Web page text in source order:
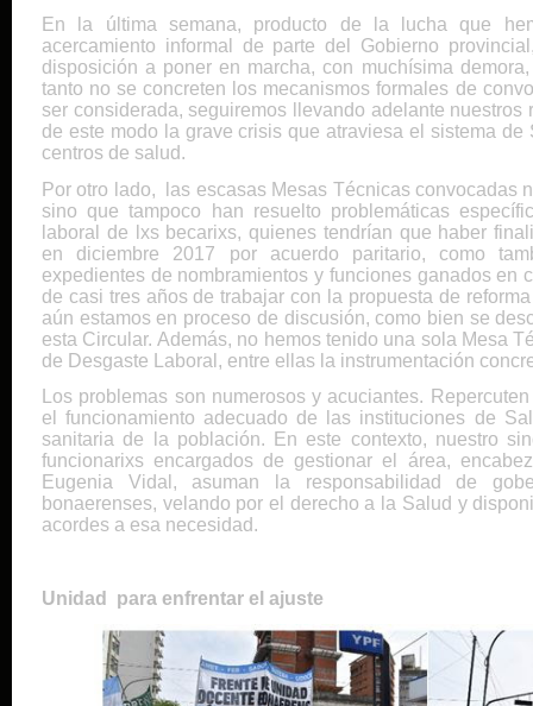
En la última semana, producto de la lucha que
acercamiento informal de parte del Gobierno
disposición a poner en marcha, con muchísima
tanto no se concreten los mecanismos formales de
ser considerada, seguiremos llevando adelante
de este modo la grave crisis que atraviesa el sistema
centros de salud.
Por otro lado, las escasas Mesas Técnicas convocadas
sino que tampoco han resuelto problemáticas
laboral de lxs becarixs, quienes tendrían que haber
en diciembre 2017 por acuerdo paritario, como
expedientes de nombramientos y funciones ganados en
de casi tres años de trabajar con la propuesta de
aún estamos en proceso de discusión, como bien se
esta Circular. Además, no hemos tenido una sola Mesa
de Desgaste Laboral, entre ellas la instrumentación
Los problemas son numerosos y acuciantes.
el funcionamiento adecuado de las instituciones de
sanitaria de la población. En este contexto, nuestro
funcionarixs encargados de gestionar el área,
Eugenia Vidal, asuman la responsabilidad de
bonaerenses, velando por el derecho a la Salud y
acordes a esa necesidad.
Unidad para enfrentar el ajuste